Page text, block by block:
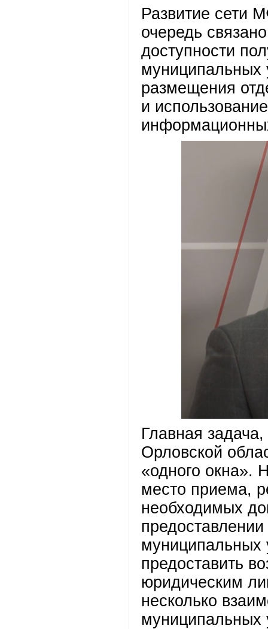
Развитие сети
очередь
доступности
муниципальных
размещения
и
Главная
Орловской
«одного окна».
место приема,
необходимых
предоставить
юридическим
несколько
муниципальных